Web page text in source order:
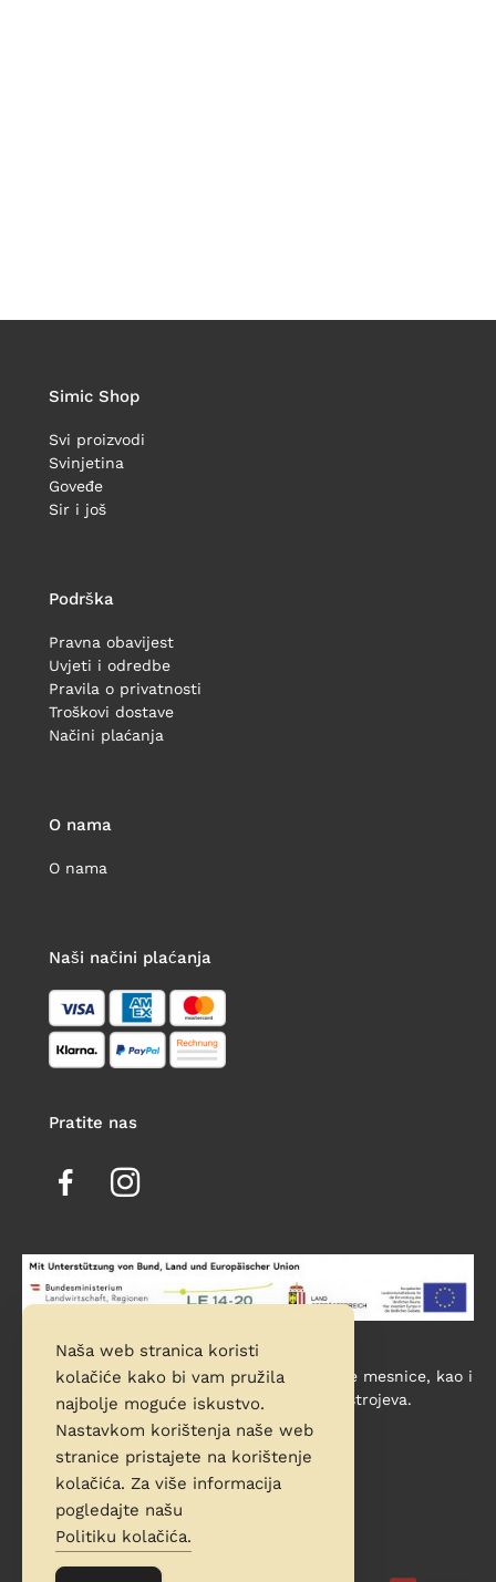
Simic Shop
Svi proizvodi
Svinjetina
Goveđe
Sir i još
Podrška
Pravna obavijest
Uvjeti i odredbe
Pravila o privatnosti
Troškovi dostave
Načini plaćanja
O nama
O nama
Naši načini plaćanja
Pratite nas
Opis projekta: Proširenje i obnova postojeće mesnice, kao i
ulaganje u modernizaciju i automatizaciju strojeva.
Poljoprivreda i ruralni razvoj
Land Oberösterreich
BM für Land- und Forstwirtschaft
Naša web stranica koristi
kolačiće kako bi vam pružila
najbolje moguće iskustvo.
Nastavkom korištenja naše web
stranice pristajete na korištenje
kolačića. Za više informacija
pogledajte našu
Politiku kolačića.